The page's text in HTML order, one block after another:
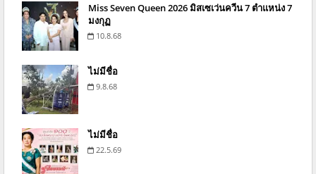
Miss Seven Queen 2026 มิสเซเว่นควีน 7 ตำแหน่ง 7
มงกุฏ
10.8.68
ไม่มีชื่อ
9.8.68
ไม่มีชื่อ
22.5.69